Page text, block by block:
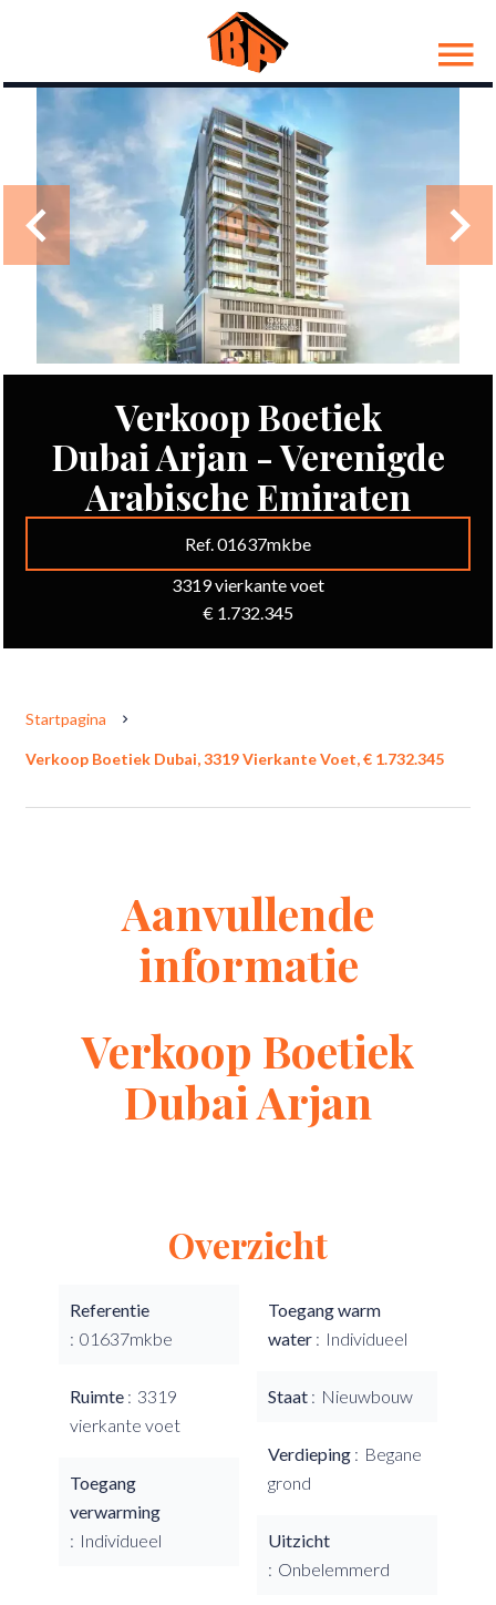
Verkoop Boetiek
Dubai Arjan - Verenigde
Arabische Emiraten
Ref. 01637mkbe
3319 vierkante voet
€ 1.732.345
Startpagina
Verkoop Boetiek Dubai, 3319 Vierkante Voet, € 1.732.345
Aanvullende
informatie
Verkoop Boetiek
Dubai Arjan
Overzicht
Referentie
01637mkbe
Ruimte
3319
vierkante voet
Toegang
verwarming
Individueel
Toegang warm
water
Individueel
Staat Nieuwbouw
Verdieping
Begane
grond
Uitzicht
Onbelemmerd